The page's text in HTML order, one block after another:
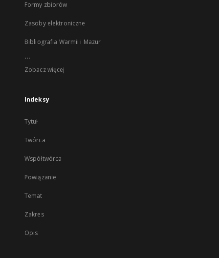
Formy zbiorów
Zasoby elektroniczne
Bibliografia Warmii i Mazur
...
Zobacz więcej
Indeksy
Tytuł
Twórca
Współtwórca
Powiązanie
Temat
Zakres
Opis